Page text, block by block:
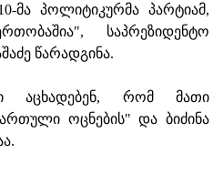
მა პოლიტიკურმა პარტიამ,
საპრეზიდენტო
წარადგინა.
აცხადებენ, რომ მათი
ოცნების" და ბიძინა